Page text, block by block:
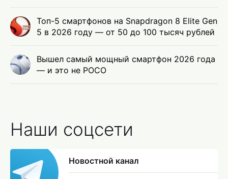
Топ-5 смартфонов на Snapdragon 8 Elite Gen
5 в 2026 году — от 50 до 100 тысяч рублей
Вышел самый мощный смартфон 2026 года
— и это не POCO
Наши соцсети
Новостной канал